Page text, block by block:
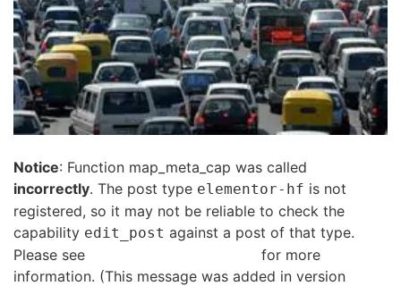
Notice: Function map_meta_cap was called
incorrectly. The post type elementor-hf is not
registered, so it may not be reliable to check the
capability edit_post against a post of that type.
Please see
for more
information. (This message was added in version